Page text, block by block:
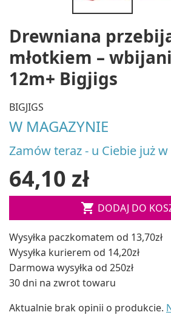
Drewniana
młotkiem –
12m+ Bigjigs
BIGJIGS
W MAGAZYNIE
Zamów teraz - u Ciebie już
64,10 zł
 DODAJ DO
Wysyłka paczkomatem od 13,70zł
Wysyłka kurierem od 14,20zł
Darmowa wysyłka od 250zł
30 dni na zwrot towaru
Aktualnie brak opinii o produkcie.